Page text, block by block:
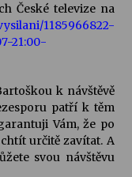
České televize na
1185966822-
21:00-
k návštěvě
patří k těm
Vám, že po
určitě zavítat. A
svou návštěvu